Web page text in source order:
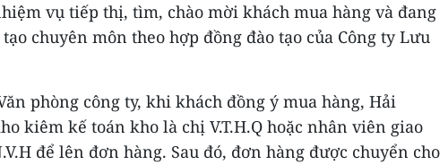
vụ tiếp thị, tìm, chào mời khách mua hàng và đang
chuyên môn theo hợp đồng đào tạo của Công ty Lưu
phòng công ty, khi khách đồng ý mua hàng, Hải
kiêm kế toán kho là chị V.T.H.Q hoặc nhân viên giao
để lên đơn hàng. Sau đó, đơn hàng được chuyển cho